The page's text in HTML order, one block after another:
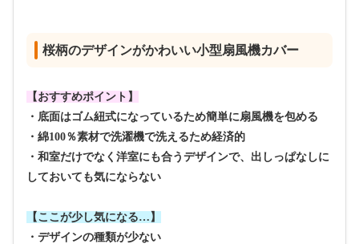
桜柄のデザインがかわいい小型扇風機カバー
【おすすめポイント】
・底面はゴム紐式になっているため簡単に扇風機を包める
・綿100％素材で洗濯機で洗えるため経済的
・和室だけでなく洋室にも合うデザインで、出しっぱなしに
しておいても気にならない
【ここが少し気になる…】
・デザインの種類が少ない